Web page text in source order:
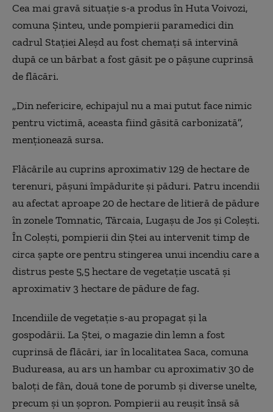
Cea mai gravă situaţie s-a produs în Huta Voivozi,
comuna Şinteu, unde pompierii paramedici din
cadrul Staţiei Aleşd au fost chemaţi să intervină
după ce un bărbat a fost găsit pe o păşune cuprinsă
de flăcări.
„Din nefericire, echipajul nu a mai putut face nimic
pentru victimă, aceasta fiind găsită carbonizată”,
menţionează sursa.
Flăcările au cuprins aproximativ 129 de hectare de
terenuri, păşuni împădurite şi păduri. Patru incendii
au afectat aproape 20 de hectare de litieră de pădure
în zonele Tomnatic, Tărcaia, Lugaşu de Jos şi Coleşti.
În Coleşti, pompierii din Ştei au intervenit timp de
circa şapte ore pentru stingerea unui incendiu care a
distrus peste 5,5 hectare de vegetaţie uscată şi
aproximativ 3 hectare de pădure de fag.
Incendiile de vegetaţie s-au propagat şi la
gospodării. La Ştei, o magazie din lemn a fost
cuprinsă de flăcări, iar în localitatea Saca, comuna
Budureasa, au ars un hambar cu aproximativ 30 de
baloţi de fân, două tone de porumb şi diverse unelte,
precum şi un şopron. Pompierii au reuşit însă să